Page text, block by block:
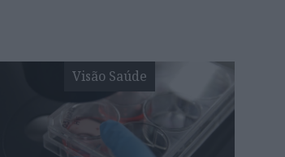
Visão Saúde